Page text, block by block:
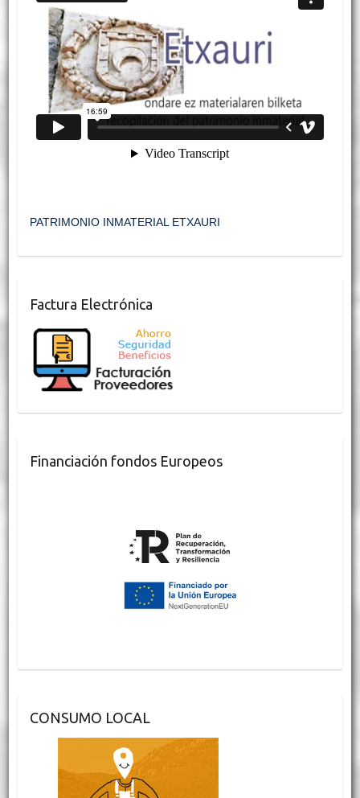
PATRIMONIO INMATERIAL ETXAURI
Factura Electrónica
Financiación fondos Europeos
CONSUMO LOCAL